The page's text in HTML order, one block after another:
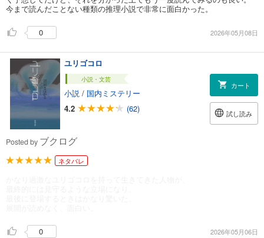
今まで読んだことない種類の推理小説で非常に面白かった。
0 2026年05月08日
ユリゴコロ
小説・文芸
小説 / 国内ミステリー
4.2
(62)
カート
試し読み
Posted by ブクログ
ネタバレ
0 2026年05月06日